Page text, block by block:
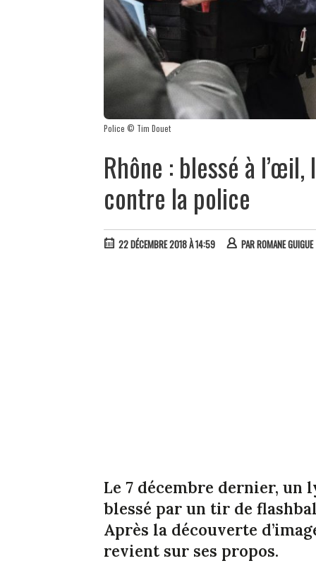
Police © Tim Douet
Rhône : blessé à
contre la police
22 DÉCEMBRE 2018 À 14:59 PARROMANE GUIGUE
Le 7 décembre dernier, un
blessé par un tir de
Après la découverte
revient sur ses propos.